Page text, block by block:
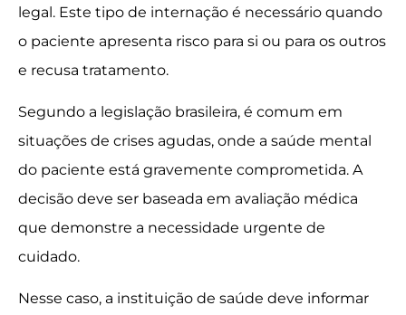
legal. Este tipo de internação é necessário quando
o paciente apresenta risco para si ou para os outros
e recusa tratamento.
Segundo a legislação brasileira, é comum em
situações de crises agudas, onde a saúde mental
do paciente está gravemente comprometida. A
decisão deve ser baseada em avaliação médica
que demonstre a necessidade urgente de
cuidado.
Nesse caso, a instituição de saúde deve informar